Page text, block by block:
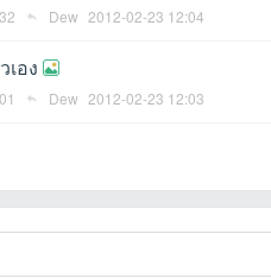
Dew 2012-02-23 12:04
อง
Dew 2012-02-23 12:03